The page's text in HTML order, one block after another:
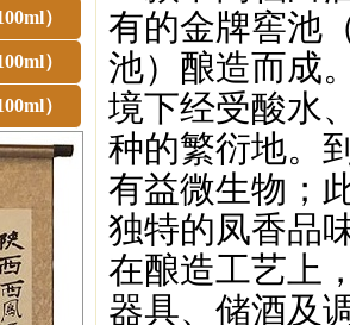
）
）
）
有的金牌窖池
池）酿造而成
境下经受酸水
种的繁衍地。
有益微生物；
独特的凤香品
在酿造工艺上
器具、储酒及